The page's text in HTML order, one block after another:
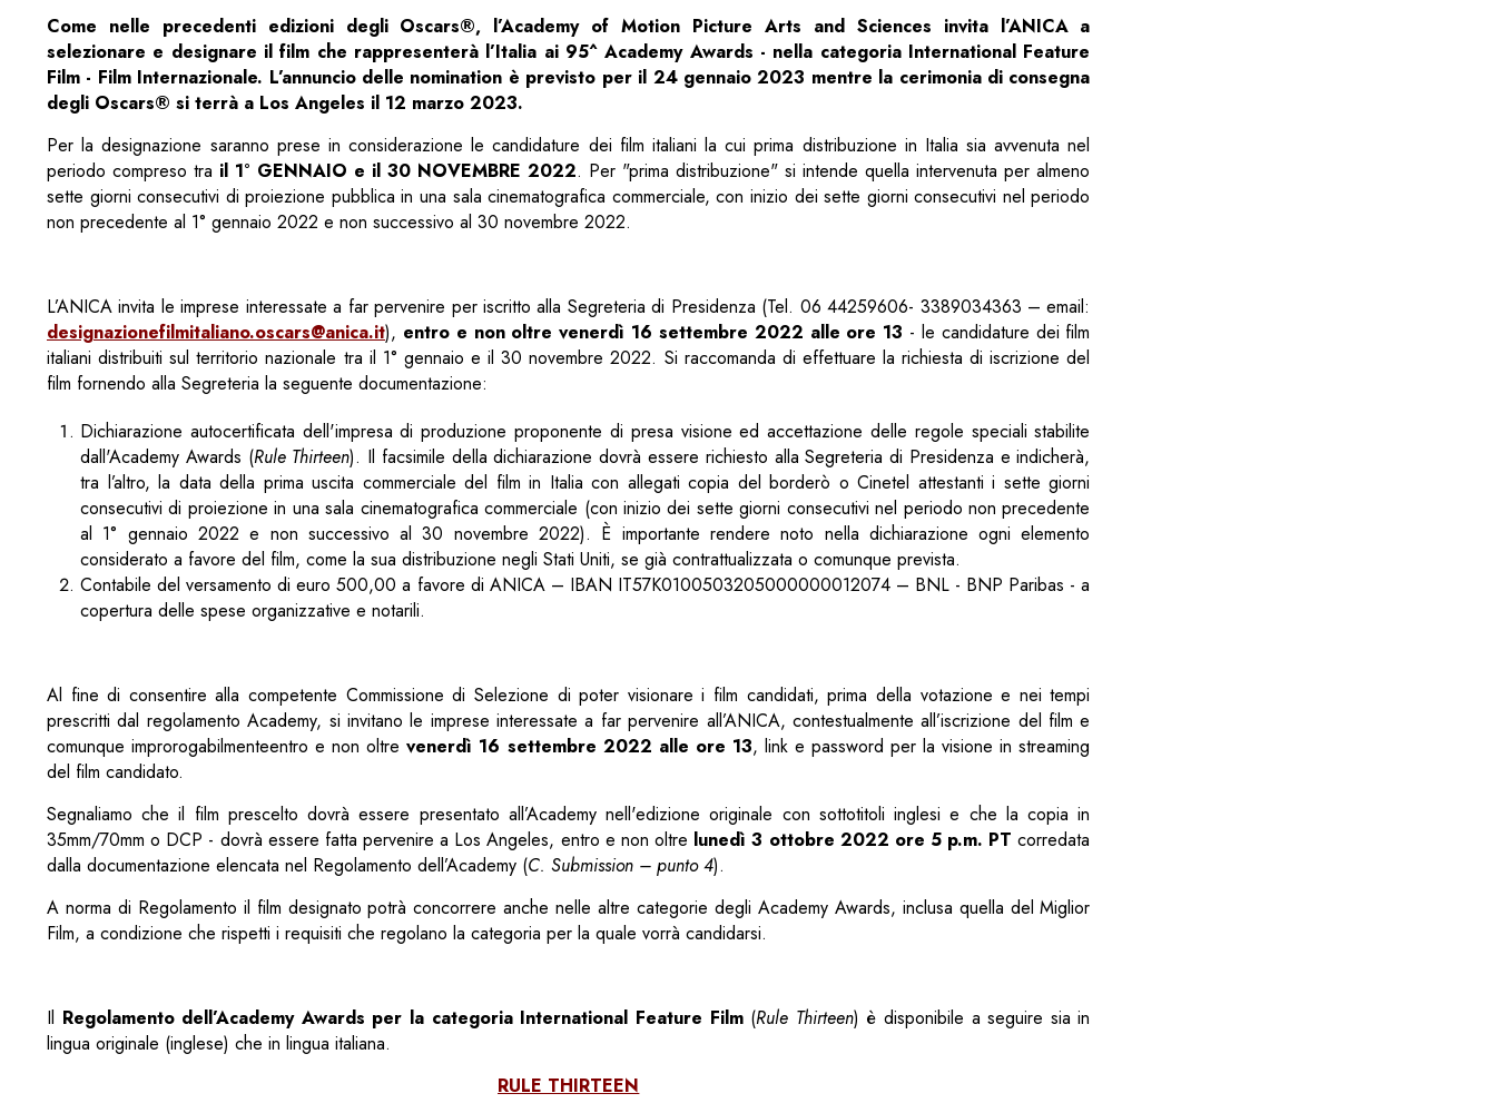
Come nelle precedenti edizioni degli Oscars®, l’Academy of Motion Picture Arts and Sciences invita l’ANICA a
selezionare e designare il film che rappresenterà l’Italia ai 95^ Academy Awards - nella categoria International Feature
Film - Film Internazionale. L’annuncio delle nomination è previsto per il 24 gennaio 2023 mentre la cerimonia di consegna
degli Oscars® si terrà a Los Angeles il 12 marzo 2023.
Per la designazione saranno prese in considerazione le candidature dei film italiani la cui prima distribuzione in Italia sia avvenuta nel
periodo compreso tra il 1° GENNAIO e il 30 NOVEMBRE 2022. Per "prima distribuzione" si intende quella intervenuta per almeno
sette giorni consecutivi di proiezione pubblica in una sala cinematografica commerciale, con inizio dei sette giorni consecutivi nel periodo
non precedente al 1° gennaio 2022 e non successivo al 30 novembre 2022.
L’ANICA invita le imprese interessate a far pervenire per iscritto alla Segreteria di Presidenza (Tel. 06 44259606- 3389034363 – email:
designazionefilmitaliano.oscars@anica.it), entro e non oltre venerdì 16 settembre 2022 alle ore 13 - le candidature dei film
italiani distribuiti sul territorio nazionale tra il 1° gennaio e il 30 novembre 2022. Si raccomanda di effettuare la richiesta di iscrizione del
film fornendo alla Segreteria la seguente documentazione:
Dichiarazione autocertificata dell'impresa di produzione proponente di presa visione ed accettazione delle regole speciali stabilite
dall'Academy Awards (Rule Thirteen). Il facsimile della dichiarazione dovrà essere richiesto alla Segreteria di Presidenza e indicherà,
tra l’altro, la data della prima uscita commerciale del film in Italia con allegati copia del borderò o Cinetel attestanti i sette giorni
consecutivi di proiezione in una sala cinematografica commerciale (con inizio dei sette giorni consecutivi nel periodo non precedente
al 1° gennaio 2022 e non successivo al 30 novembre 2022). È importante rendere noto nella dichiarazione ogni elemento
considerato a favore del film, come la sua distribuzione negli Stati Uniti, se già contrattualizzata o comunque prevista.
Contabile del versamento di euro 500,00 a favore di ANICA – IBAN IT57K0100503205000000012074 – BNL - BNP Paribas - a
copertura delle spese organizzative e notarili.
Al fine di consentire alla competente Commissione di Selezione di poter visionare i film candidati, prima della votazione e nei tempi
prescritti dal regolamento Academy, si invitano le imprese interessate a far pervenire all’ANICA, contestualmente all’iscrizione del film e
comunque improrogabilmenteentro e non oltre venerdì 16 settembre 2022 alle ore 13, link e password per la visione in streaming
del film candidato.
Segnaliamo che il film prescelto dovrà essere presentato all’Academy nell'edizione originale con sottotitoli inglesi e che la copia in
35mm/70mm o DCP - dovrà essere fatta pervenire a Los Angeles, entro e non oltre lunedì 3 ottobre 2022 ore 5 p.m. PT corredata
dalla documentazione elencata nel Regolamento dell’Academy (C. Submission – punto 4).
A norma di Regolamento il film designato potrà concorrere anche nelle altre categorie degli Academy Awards, inclusa quella del Miglior
Film, a condizione che rispetti i requisiti che regolano la categoria per la quale vorrà candidarsi.
Il Regolamento dell’Academy Awards per la categoria International Feature Film(Rule Thirteen) è disponibile a seguire sia in
lingua originale (inglese) che in lingua italiana.
RULE THIRTEEN